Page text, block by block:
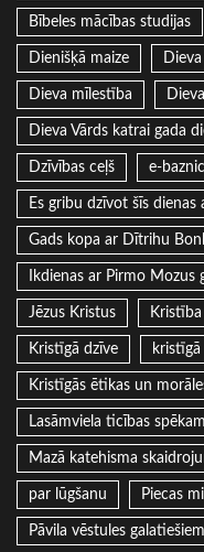
Bībeles mācības studijas
Dienišķā maize
Dieva mīlestība
Dieva Vārds katrai gada
Dzīvības ceļš e-
Es gribu dzīvot šīs dienas
Gads kopa ar Dītrihu
Ikdienas ar Pirmo Mozus
Jēzus Kristus Kristība
Kristīgā dzīve
Kristīgās ētikas un
Lasāmviela ticības spēkam
Mazā katehisma
par lūgšanu Piecas
Pāvila vēstules